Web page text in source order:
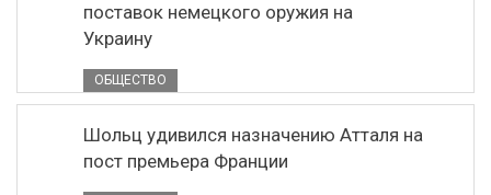
поставок немецкого оружия на
Украину
ОБЩЕСТВО
Шольц удивился назначению Атталя на
пост премьера Франции